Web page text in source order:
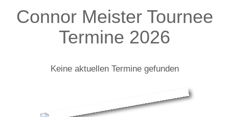
Connor Meister Tournee
Termine 2026
Keine aktuellen Termine gefunden